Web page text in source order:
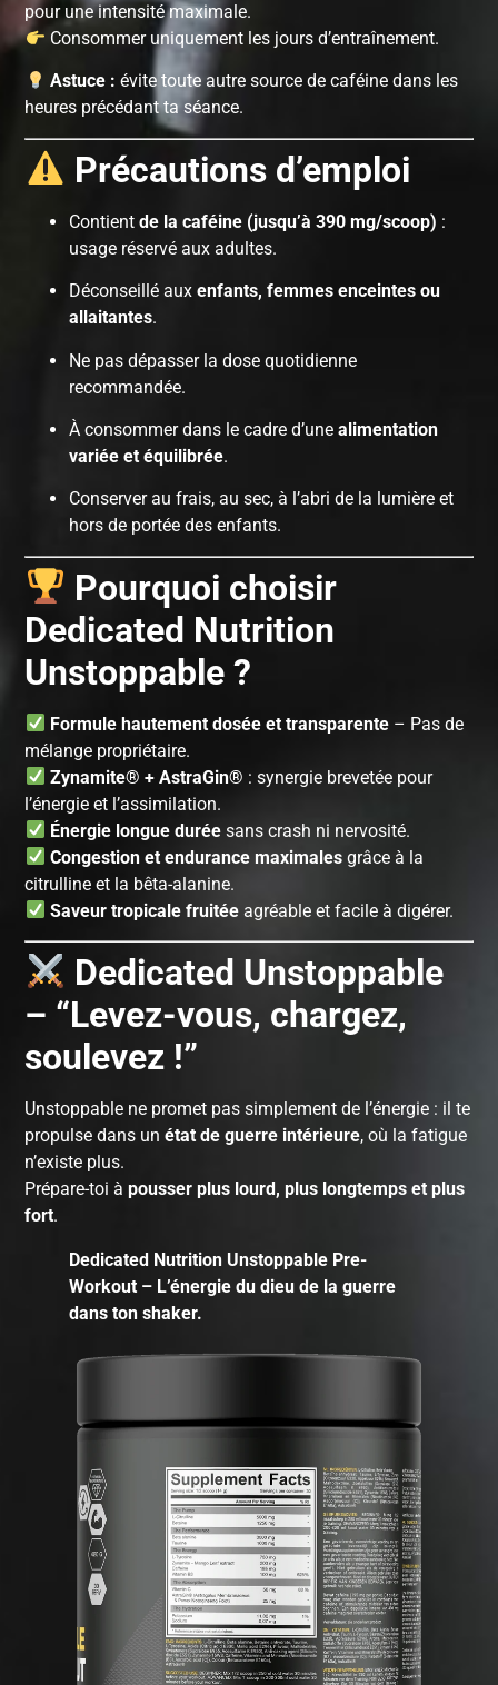
pour une intensité maximale.
Consommer uniquement les jours d’entraînement.
Astuce : évite toute autre source de caféine dans les
heures précédant ta séance.
Précautions d’emploi
Contientde la caféine (jusqu’à 390 mg/scoop) :
usage réservé aux adultes.
Déconseillé auxenfants, femmes enceintes ou
allaitantes.
Ne pas dépasser la dose quotidienne
recommandée.
À consommer dans le cadre d’unealimentation
variée et équilibrée.
Conserver au frais, au sec, à l’abri de la lumière et
hors de portée des enfants.
Pourquoi choisir
Dedicated Nutrition
Unstoppable ?
Formule hautement dosée et transparente– Pas de
mélange propriétaire.
Zynamite® + AstraGin® : synergie brevetée pour
l’énergie et l’assimilation.
Énergie longue duréesans crash ni nervosité.
Congestion et endurance maximalesgrâce à la
citrulline et la bêta-alanine.
Saveur tropicale fruitéeagréable et facile à digérer.
Dedicated Unstoppable
– “Levez-vous, chargez,
soulevez !”
Unstoppable ne promet pas simplement de l’énergie : il te
propulse dans unétat de guerre intérieure, où la fatigue
n’existe plus.
Prépare-toi àpousser plus lourd, plus longtemps et plus
fort.
Dedicated Nutrition Unstoppable Pre-
Workout – L’énergie du dieu de la guerre
dans ton shaker.